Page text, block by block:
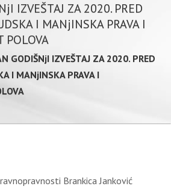
IZVEŠTAJ ZA 2020. PRED
I MANjINSKA PRAVA I
POLOVA
GODIŠNjI IZVEŠTAJ ZA 2020. PRED
I MANjINSKA PRAVA I
Brankica Janković